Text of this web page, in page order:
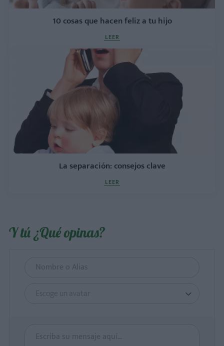
10 cosas que hacen feliz a tu hijo
LEER
La separación: consejos clave
LEER
Y tú ¿Qué opinas?
Escoge un avatar